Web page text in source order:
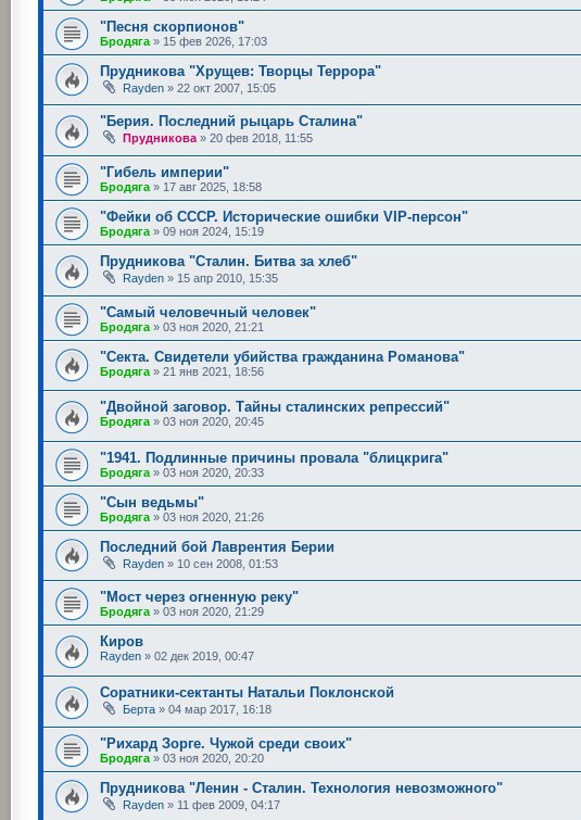
"Песня скорпионов"
Бродяга » 15 фев 2026, 17:03
Прудникова "Хрущев: Творцы Террора"
Rayden » 22 окт 2007, 15:05
"Берия. Последний рыцарь Сталина"
Прудникова » 20 фев 2018, 11:55
"Гибель империи"
Бродяга » 17 авг 2025, 18:58
"Фейки об СССР. Исторические ошибки VIP-персон"
Бродяга » 09 ноя 2024, 15:19
Прудникова "Сталин. Битва за хлеб"
Rayden » 15 апр 2010, 15:35
"Самый человечный человек"
Бродяга » 03 ноя 2020, 21:21
"Секта. Свидетели убийства гражданина Романова"
Бродяга » 21 янв 2021, 18:56
"Двойной заговор. Тайны сталинских репрессий"
Бродяга » 03 ноя 2020, 20:45
"1941. Подлинные причины провала "блицкрига"
Бродяга » 03 ноя 2020, 20:33
"Сын ведьмы"
Бродяга » 03 ноя 2020, 21:26
Последний бой Лаврентия Берии
Rayden » 10 сен 2008, 01:53
"Мост через огненную реку"
Бродяга» 03 ноя 2020, 21:29
Киров
Rayden » 02 дек 2019, 00:47
Соратники-сектанты Натальи Поклонской
Берта » 04 мар 2017, 16:18
"Рихард Зорге. Чужой среди своих"
Бродяга » 03 ноя 2020, 20:20
Прудникова "Ленин - Сталин. Технология невозможного"
Rayden » 11 фев 2009, 04:17